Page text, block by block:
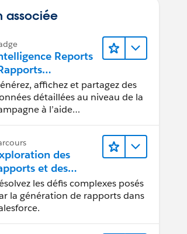
associée
Reports
pour
affichez et partagez des
détaillées au niveau de la
à l’aide
des
et des
de bord
Experience
les défis complexes posés
la génération de rapports dans